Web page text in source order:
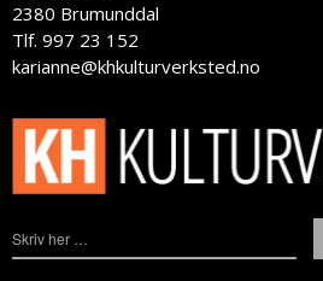
2380 Brumunddal
Tlf. 997 23 152
karianne@khkulturverksted.no